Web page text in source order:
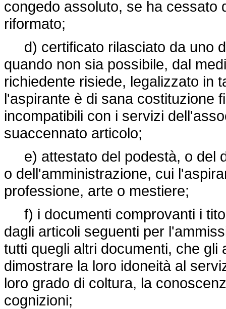
congedo assoluto, se ha cessato
riformato;
d) certificato rilasciato da uno
quando non sia possibile, dal
richiedente risiede, legalizzato in
l'aspirante è di sana costituzione
incompatibili con i servizi
suaccennato articolo;
e) attestato del podestà, o del
o dell'amministrazione, cui
professione, arte o mestiere;
f) i documenti comprovanti i
dagli articoli seguenti per
tutti quegli altri documenti, che
dimostrare la loro idoneità al
loro grado di coltura, la
cognizioni;